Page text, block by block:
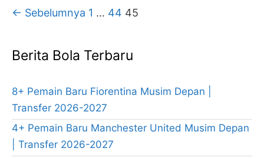
Lengkap)
Navigasi
← Sebelumnya 1 … 44 45
Berita Bola Terbaru
8+ Pemain Baru Fiorentina Musim Depan |
Transfer 2026-2027
4+ Pemain Baru Manchester United Musim Depan
| Transfer 2026-2027